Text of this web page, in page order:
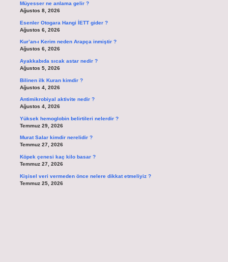
Müyesser ne anlama gelir ?
Ağustos 8, 2026
Esenler Otogara Hangi İETT gider ?
Ağustos 6, 2026
Kur’an-ı Kerim neden Arapça inmiştir ?
Ağustos 6, 2026
Ayakkabıda sıcak astar nedir ?
Ağustos 5, 2026
Bilinen ilk Kuran kimdir ?
Ağustos 4, 2026
Antimikrobiyal aktivite nedir ?
Ağustos 4, 2026
Yüksek hemoglobin belirtileri nelerdir ?
Temmuz 29, 2026
Murat Salar kimdir nerelidir ?
Temmuz 27, 2026
Köpek çenesi kaç kilo basar ?
Temmuz 27, 2026
Kişisel veri vermeden önce nelere dikkat etmeliyiz ?
Temmuz 25, 2026